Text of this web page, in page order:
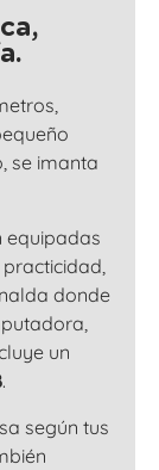
se imanta
equipadas
donde
un
.
según tus